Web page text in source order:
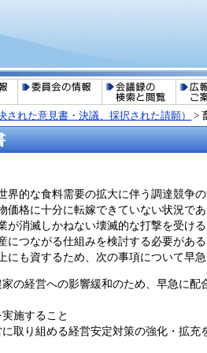
された意見書・決議、採択された請願） >
的な食料需要の拡大に伴う調達競争
格に十分に転嫁できていない状況であ
消滅しかねない壊滅的な打撃を受け
つながる仕組みを検討する必要がある
も資するため、次の事項について早急
経営への影響緩和のため、早急に
施すること
り組める経営安定対策の強化・拡充